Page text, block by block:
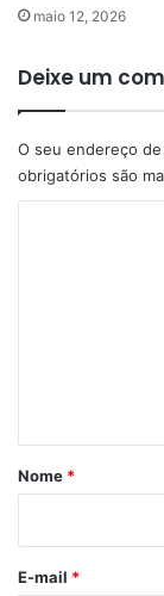
maio 12, 2026
Deixe um
O seu endereço
obrigatórios são
r
*
Nome *
E-mail *